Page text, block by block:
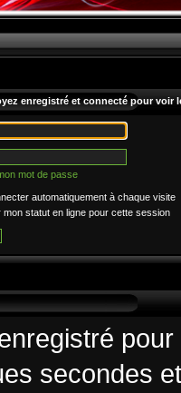
enregistré et connecté pour voir
mot de passe
automatiquement à chaque visite
mon statut en ligne pour cette session
secondes